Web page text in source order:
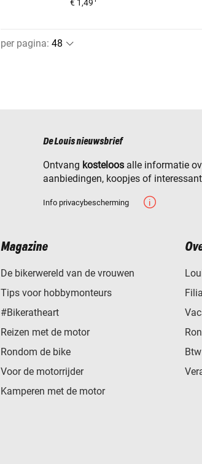
€ 1,49
per pagina:
De Louis nieuwsbrief
Ontvang kosteloos alle informatie
aanbiedingen, koopjes of
Info privacybescherming
Magazine
De bikerwereld van de vrouwen
Tips voor hobbymonteurs
#Bikeratheart
Reizen met de motor
Rondom de bike
Voor de motorrijder
Kamperen met de motor